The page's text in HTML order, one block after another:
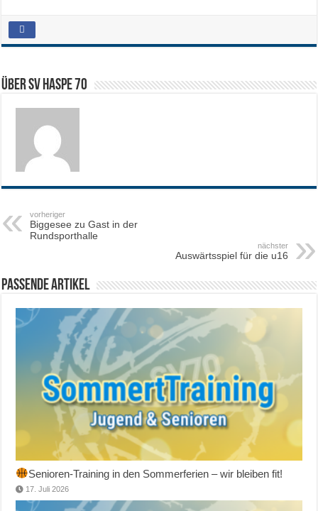
Über SV HASPE 70
vorheriger
Biggesee zu Gast in der
Rundsporthalle
nächster
Auswärtsspiel für die u16
Passende Artikel
Senioren-Training in den Sommerferien – wir bleiben fit!
17. Juli 2026